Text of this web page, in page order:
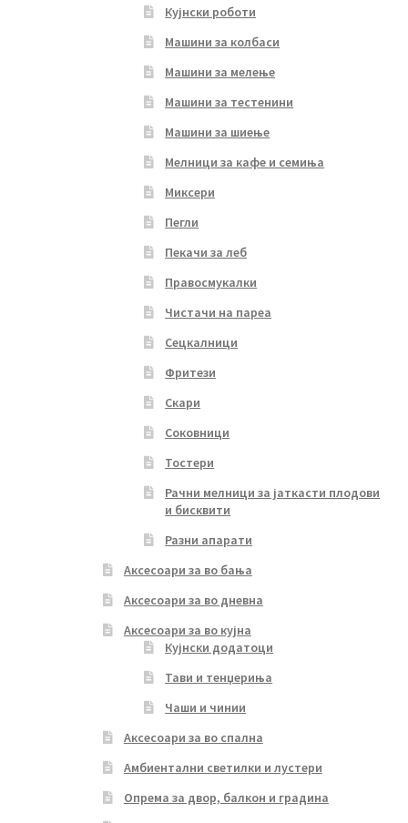
Кујнски роботи
Машини за колбаси
Машини за мелење
Машини за тестенини
Машини за шиење
Мелници за кафе и семиња
Миксери
Пегли
Пекачи за леб
Правосмукалки
Чистачи на пареа
Сецкалници
Фритези
Скари
Соковници
Тостери
Рачни мелници за јаткасти плодови
и бисквити
Разни апарати
Аксесоари за во бања
Аксесоари за во дневна
Аксесоари за во кујна
Кујнски додатоци
Тави и тенџериња
Чаши и чинии
Аксесоари за во спална
Амбиентални светилки и лустери
Опрема за двор, балкон и градина